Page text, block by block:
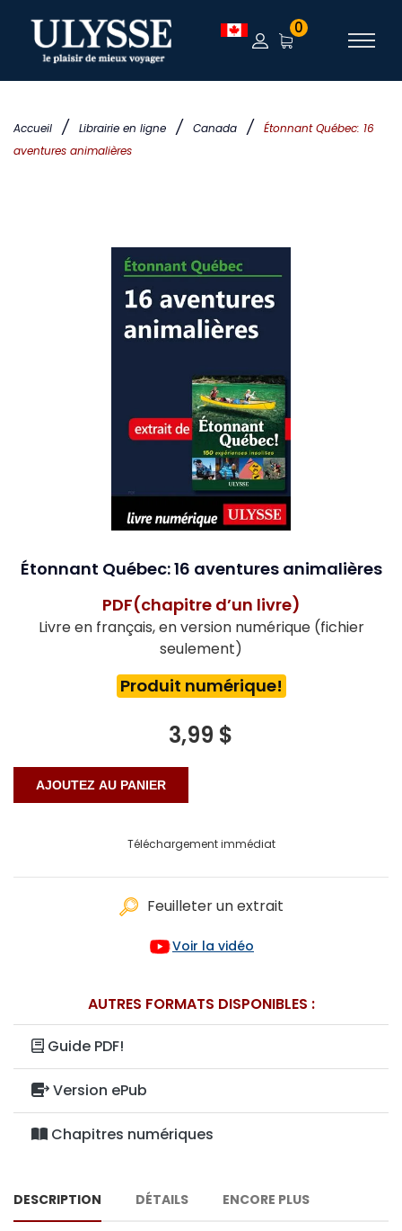
Accueil / Librairie en ligne / Canada /
Étonnant Québec: 16
aventures animalières
0
Étonnant Québec: 16 aventures animalières
PDF(chapitre d’un livre)
Livre en français, en version numérique (fichier
seulement)
Produit numérique!
3,99 $
Téléchargement immédiat
Feuilleter un extrait
Voir la vidéo
AUTRES FORMATS DISPONIBLES :
Guide PDF!
Version ePub
Chapitres numériques
DESCRIPTION DÉTAILS ENCORE PLUS